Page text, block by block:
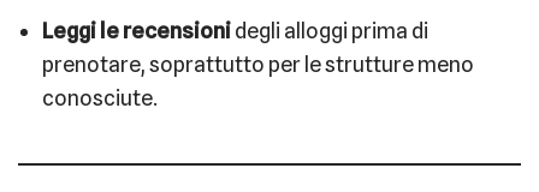
Leggi le recensionidegli alloggi prima di
prenotare, soprattutto per le strutture meno
conosciute.